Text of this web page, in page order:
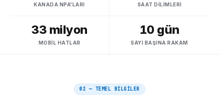
KANADA NPA'LARI SAAT DILIMLERI
33 milyon
MOBIL HATLAR
10 gün
SAYI BAŞINA RAKAM
02 — TEMEL BİLGİLER